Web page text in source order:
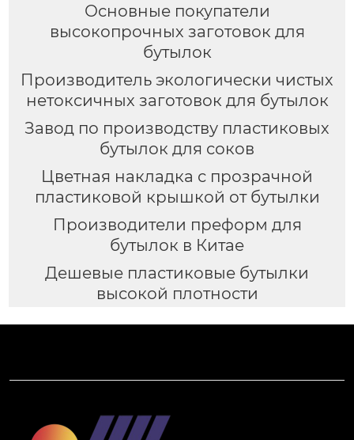
Основные покупатели
высокопрочных заготовок для
бутылок
Производитель экологически чистых
нетоксичных заготовок для бутылок
Завод по производству пластиковых
бутылок для соков
Цветная накладка с прозрачной
пластиковой крышкой от бутылки
Производители преформ для
бутылок в Китае
Дешевые пластиковые бутылки
высокой плотности